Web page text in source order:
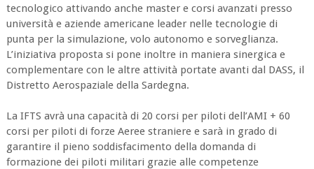
tecnologico attivando anche master e corsi avanzati presso
università e aziende americane leader nelle tecnologie di
punta per la simulazione, volo autonomo e sorveglianza.
L’iniziativa proposta si pone inoltre in maniera sinergica e
complementare con le altre attività portate avanti dal DASS, il
Distretto Aerospaziale della Sardegna.
La IFTS avrà una capacità di 20 corsi per piloti dell’AMI + 60
corsi per piloti di forze Aeree straniere e sarà in grado di
garantire il pieno soddisfacimento della domanda di
formazione dei piloti militari grazie alle competenze